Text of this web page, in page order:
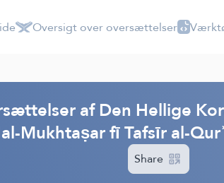
Oversigt over oversættelser
af Den Hellige
Mukhtaṣar fī Tafsīr al-
Share